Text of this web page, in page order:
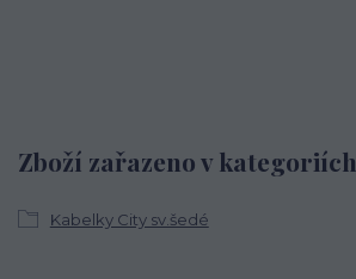
Zboží zařazeno v kategoriích
Kabelky City sv.šedé